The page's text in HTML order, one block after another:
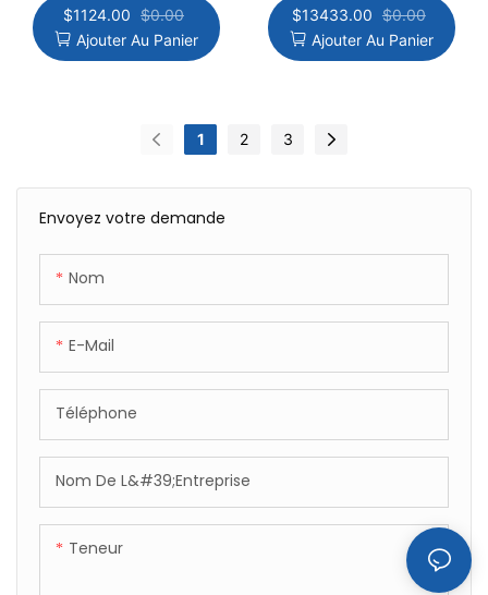
Envoyez votre demande
Nom
E-Mail
Téléphone
Nom De L&#39;entreprise
Teneur
carat, pureté VS,
cultivé en laboratoire,
sur un bracelet
classique incrusté de
diamants ZKCZ240
$1124.00 $0.00
Ajouter Au Panier
laboratoire bleus
éclatants de 23,39
$13433.00 $0.00
Ajouter Au Panier
1 2 3